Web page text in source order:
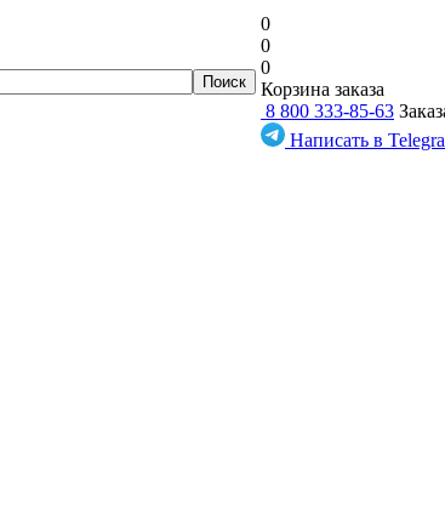
0
0
0
Корзина заказа
8 800 333-85-63
Написать в